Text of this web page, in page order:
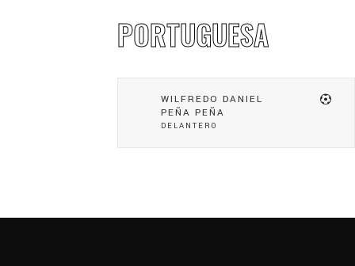
PORTUGUESA
WILFREDO DANIEL
PEÑA PEÑA
DELANTERO